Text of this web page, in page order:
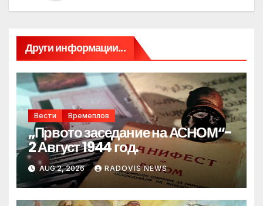
Други информации...
Вести Времеплов
„Првото заседание на АСНОМ“-
2 Август 1944 год.
AUG 2, 2026 RADOVIS NEWS